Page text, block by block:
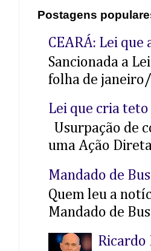
Postagens
CEARÁ: Lei
Sancionada a
folha de
Lei que cria
Usurpação de
uma Ação
Mandado de
Quem leu a
Mandado de
Ricardo